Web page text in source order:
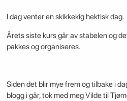
I dag venter en skikkekig hektisk dag.
Årets siste kurs går av stabelen og
pakkes og organiseres.
Siden det blir mye frem og tilbake i
blogg i går, tok med meg Vilde til